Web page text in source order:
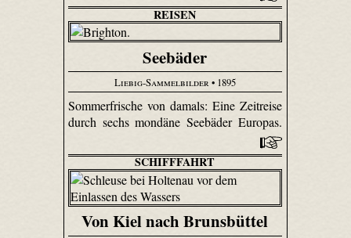
REISEN
Seebäder
Liebig-Sammelbilder • 1895
Sommerfrische von damals: Eine Zeitreise
durch sechs mondäne Seebäder Europas.
SCHIFFFAHRT
Von Kiel nach Brunsbüttel